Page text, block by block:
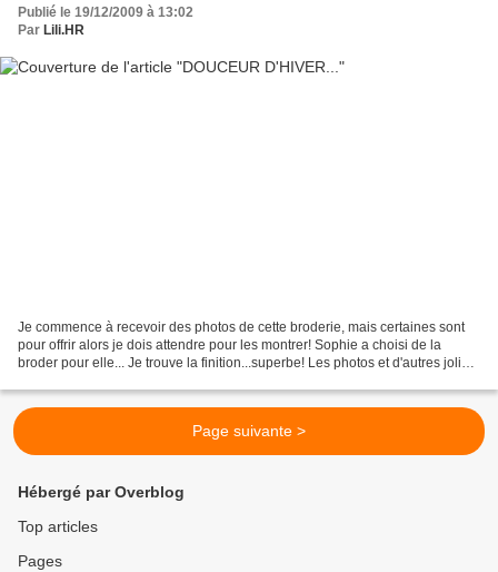
Publié le 19/12/2009 à 13:02
Par Lili.HR
Je commence à recevoir des photos de cette broderie, mais certaines sont
pour offrir alors je dois attendre pour les montrer! Sophie a choisi de la
broder pour elle... Je trouve la finition...superbe! Les photos et d'autres jolis
Page suivante >
Hébergé par Overblog
Top articles
Pages